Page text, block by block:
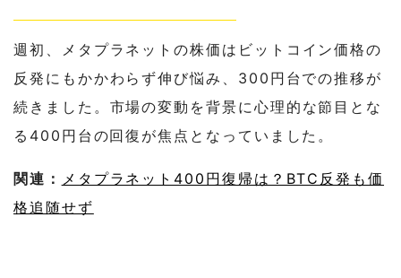
週初、メタプラネットの株価はビットコイン価格の
反発にもかかわらず伸び悩み、300円台での推移が
続きました。市場の変動を背景に心理的な節目とな
る400円台の回復が焦点となっていました。
関連： メタプラネット400円復帰は？BTC反発も価
格追随せず